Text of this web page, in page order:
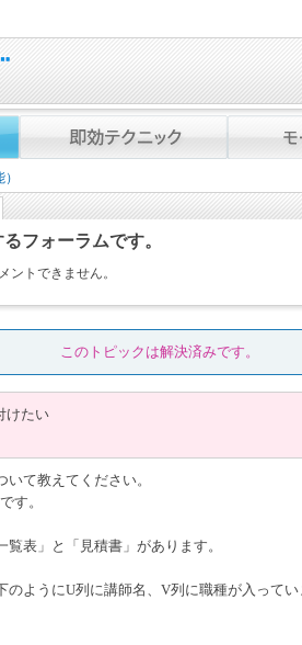
フォーラムです。
ントできません。
このトピックは解決済みです。
けたい
て教えてください。
す。
表」と「見積書」があります。
のようにU列に講師名、V列に職種が入って